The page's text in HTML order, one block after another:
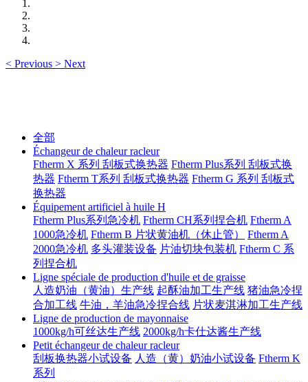
< Previous > Next
全部
Échangeur de chaleur racleur
Ftherm X 系列 刮板式换热器 Ftherm Plus系列 刮板式换
热器 Ftherm T系列 刮板式换热器 Ftherm G 系列 刮板式
换热器
Équipement artificiel à huile H
Ftherm Plus系列急冷机 Ftherm CH系列捏合机 Ftherm A
1000急冷机 Ftherm B 片状黄油机（休止管）
Ftherm A
2000急冷机 多头灌装设备 片油切块包装机 Ftherm C 系
列捏合机
Ligne spéciale de production d'huile et de graisse
人造奶油（黄油）生产线 起酥油加工生产线 猪油急冷捏
合加工线 牛油，羊油急冷捏合线 片状麦淇淋加工生产线
Ligne de production de mayonnaise
1000kg/h可丝达生产线 2000kg/h卡仕达酱生产线
Petit échangeur de chaleur racleur
刮板换热器小试设备 人造（黄）奶油小试设备 Ftherm K
系列